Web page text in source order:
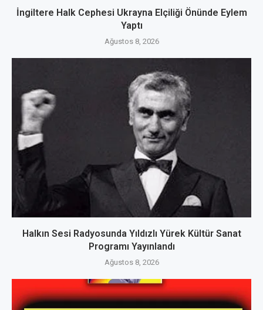
İngiltere Halk Cephesi Ukrayna Elçiliği Önünde Eylem
Yaptı
Ağustos 8, 2026
Halkın Sesi Radyosunda Yıldızlı Yürek Kültür Sanat
Programı Yayınlandı
Ağustos 8, 2026